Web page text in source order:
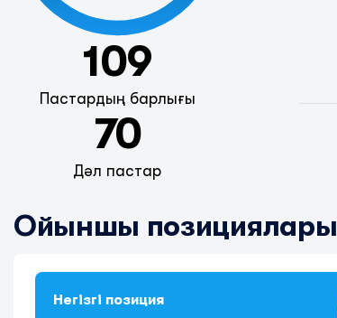
109
Пастардың барлығы
70
Дәл пастар
Ойыншы позициялары
Негізгі позиция